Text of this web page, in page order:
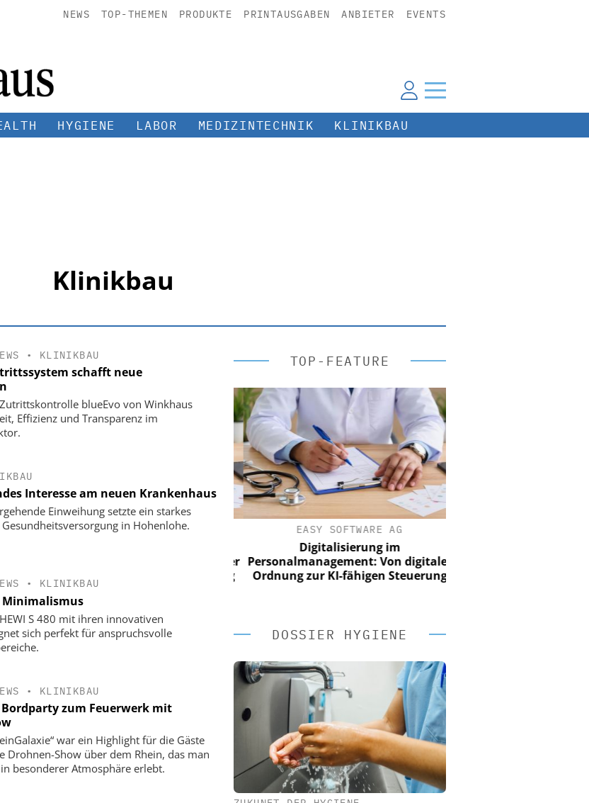
NEWS TOP-THEMEN PRODUKTE PRINTAUSGABEN ANBIETER EVENTS
HYGIENE LABOR MEDIZINTECHNIK KLINIKBAU
Klinikbau
• KLINIKBAU
schafft neue
blueEvo von Winkhaus
Effizienz und Transparenz im
Interesse am neuen Krankenhaus
Einweihung setzte ein starkes
in Hohenlohe.
• KLINIKBAU
S 480 mit ihren innovativen
sich perfekt für anspruchsvolle
• KLINIKBAU
zum Feuerwerk mit
war ein Highlight für die Gäste
Drohnen-Show über dem Rhein, das man
besonderer Atmosphäre erlebt.
TOP-FEATURE
EASY SOFTWARE AG EASY SOFTWARE AG
Digitalisierung im
Personalmanagement: Von digitaler
Ordnung zur KI-fähigen Steuerung
DOSSIER HYGIENE